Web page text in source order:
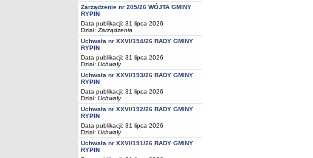
Zarządzenie nr 205/26 WÓJTA GMINY
RYPIN
Data publikacji: 31 lipca 2026
Dział: Zarządzenia
Uchwała nr XXVI/194/26 RADY GMINY
RYPIN
Data publikacji: 31 lipca 2026
Dział: Uchwały
Uchwała nr XXVI/193/26 RADY GMINY
RYPIN
Data publikacji: 31 lipca 2026
Dział: Uchwały
Uchwała nr XXVI/192/26 RADY GMINY
RYPIN
Data publikacji: 31 lipca 2026
Dział: Uchwały
Uchwała nr XXVI/191/26 RADY GMINY
RYPIN